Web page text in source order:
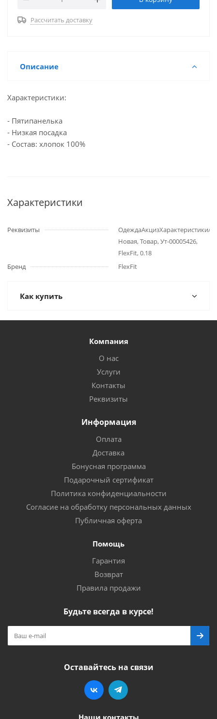
Рассчитать доставку
Описание
Характеристики:
- Пятипанелька
- Низкая посадка
- Состав: хлопок 100%
Характеристики
Реквизиты
ОдеждаАкцизХарактеристики/
Новая, Товар, Ут-00005426,
FlexFit, 0.18
Бренд
FlexFit
Как купить
Компания
О нас
Услуги
Контакты
Реквизиты
Информация
Оплата
Доставка
Бонусная программа
Подарочный сертификат
Политика конфиденциальности
Согласие на обработку персональных данных
Публичная оферта
Помощь
Гарантия
Возврат
Правила продажи
Будьте всегда в курсе!
Оставайтесь на связи
Наши контакты